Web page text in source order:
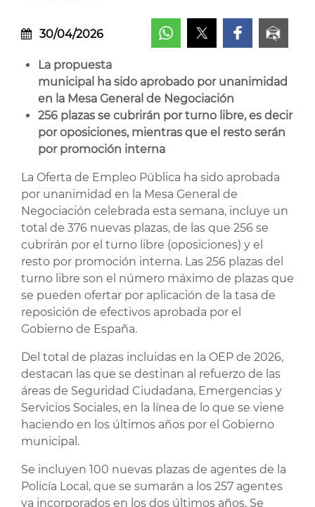
30/04/2026
La propuesta
municipal ha sido aprobado por unanimidad
en la Mesa General de Negociación
256 plazas se cubrirán por turno libre, es decir
por oposiciones, mientras que el resto serán
por promoción interna
La Oferta de Empleo Pública ha sido aprobada
por unanimidad en la Mesa General de
Negociación celebrada esta semana, incluye un
total de 376 nuevas plazas, de las que 256 se
cubrirán por el turno libre (oposiciones) y el
resto por promoción interna. Las 256 plazas del
turno libre son el número máximo de plazas que
se pueden ofertar por aplicación de la tasa de
reposición de efectivos aprobada por el
Gobierno de España.
Del total de plazas incluidas en la OEP de 2026,
destacan las que se destinan al refuerzo de las
áreas de Seguridad Ciudadana, Emergencias y
Servicios Sociales, en la línea de lo que se viene
haciendo en los últimos años por el Gobierno
municipal.
Se incluyen 100 nuevas plazas de agentes de la
Policía Local, que se sumarán a los 257 agentes
ya incorporados en los dos últimos años. Se